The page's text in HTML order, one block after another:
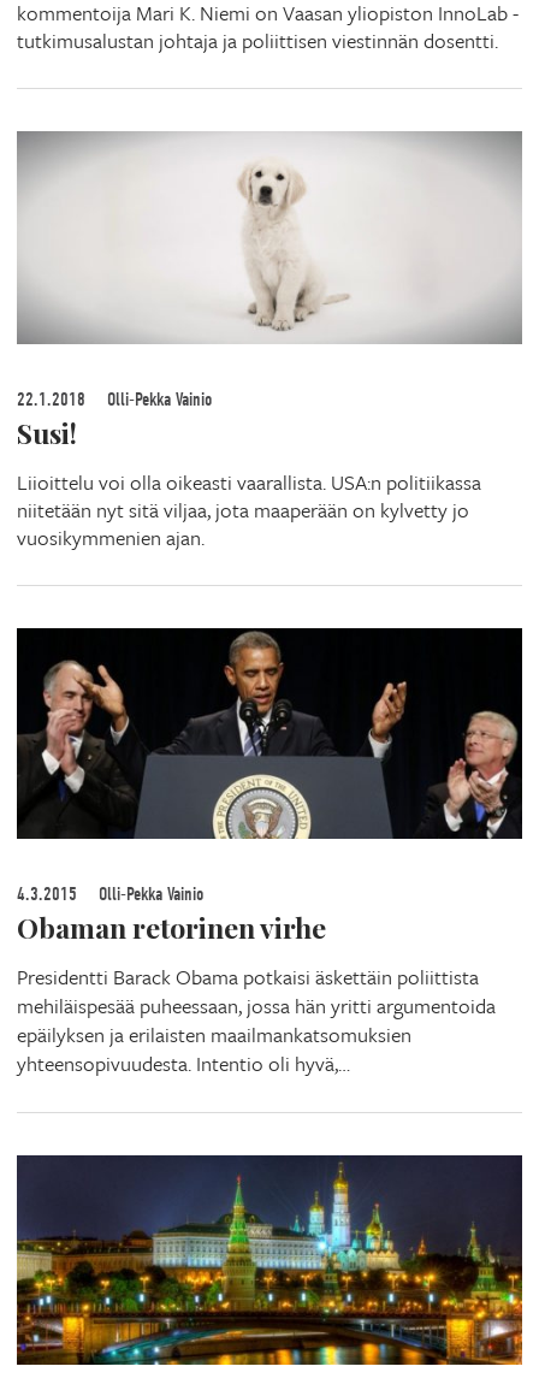
kommentoija Mari K. Niemi on Vaasan yliopiston InnoLab -
tutkimusalustan johtaja ja poliittisen viestinnän dosentti.
22.1.2018 Olli-Pekka Vainio
Susi!
Liioittelu voi olla oikeasti vaarallista. USA:n politiikassa
niitetään nyt sitä viljaa, jota maaperään on kylvetty jo
vuosikymmenien ajan.
4.3.2015 Olli-Pekka Vainio
Obaman retorinen virhe
Presidentti Barack Obama potkaisi äskettäin poliittista
mehiläispesää puheessaan, jossa hän yritti argumentoida
epäilyksen ja erilaisten maailmankatsomuksien
yhteensopivuudesta. Intentio oli hyvä,…